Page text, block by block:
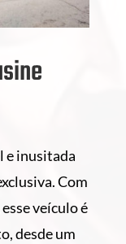
e inusitada
Com
veículo é
desde um